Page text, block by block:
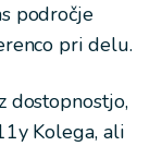
področje
pri delu.
dostopnostjo,
Kolega, ali